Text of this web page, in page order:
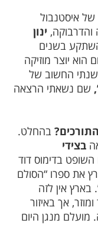
איסטנבול
והדרבוקה, ינון
השתקע בשנים
הוא יוצר מוזיקה
החשוב של
שם נשאתי הרצאה
בהחלט.
בצידי
השופט בדימוס דוד
את ספרו “הסולם
אין לזה
אך באיזור
מנגן היום